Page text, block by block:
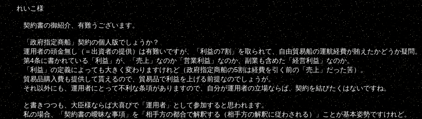
れいこ様
契約書の御紹介、有難うございます。
「政府指定商船」契約の個人版でしょうか？
運用者の頭金無し（＝出資者の提供）は有難いですが、「利益の7割」を取られて、自由貿易船の運航経費が賄えたかどうか疑問。
第4条に書かれている「利益」が、「売上」なのか「営業利益」なのか、副業も含めた「経営利益」なのか。
「利益」の定義によっても大きく変わりますけれど（政府指定商船の5割は経費を引く前の「売上」だった筈）。
貿易品購入費も提供して貰えるので、貿易品で利益を上げる前提なのでしょうが。
それ以外にも、運用者にとって不利な条項がありますので、自分が運用者の立場ならば、契約を結びたくはないですね。
と書きつつも、大臣様ならば大喜びで「運用者」として参加すると思われます。
私の場合、「契約書の曖昧な事項」を「相手方の都合で解釈する（相手方の解釈に従わされる）」ことが基本姿勢ですけれど。